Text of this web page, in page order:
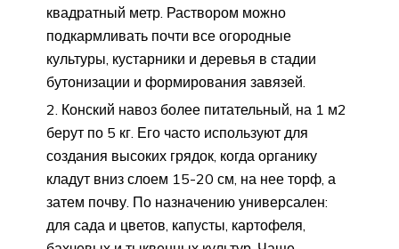
квадратный метр. Раствором можно
подкармливать почти все огородные
культуры, кустарники и деревья в стадии
бутонизации и формирования завязей.
Конский навоз более питательный, на 1 м2
берут по 5 кг. Его часто используют для
создания высоких грядок, когда органику
кладут вниз слоем 15-20 см, на нее торф, а
затем почву. По назначению универсален:
для сада и цветов, капусты, картофеля,